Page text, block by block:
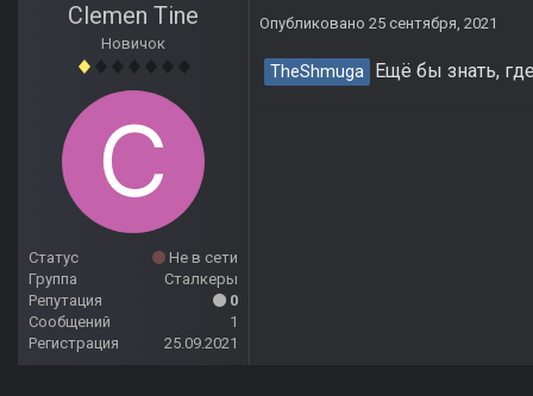
Clemen Tine
Новичок
Статус
Не в сети
Группа
Сталкеры
Репутация
0
Сообщений
1
Регистрация
25.09.2021
Опубликовано 25 сентября, 2021
TheShmuga Ещё бы знать,